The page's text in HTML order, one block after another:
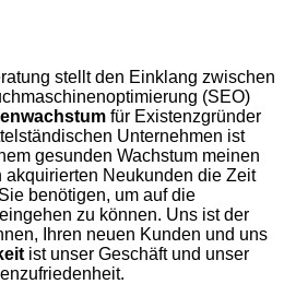
stellt den Einklang zwischen
(SEO)
für Existenzgründer
Unternehmen ist
gesunden Wachstum meinen
akquirierten Neukunden die Zeit
benötigen, um auf die
zu können. Uns ist der
Ihren neuen Kunden und uns
ist unser Geschäft und unser